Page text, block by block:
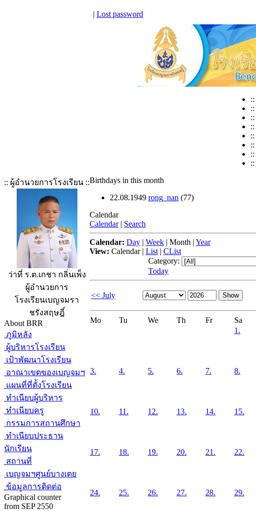
| Lost password
::
::
::
::
::
::
::
::
:: ผู้อำนวยการโรงเรียน ::
ว่าที่ ร.ต.เกชา กลิ่นเพ็ง
ผู้อำนวยการ
โรงเรียนเบญจมรา
ชรังสฤษฎิ์
About BRR
ภูมิหลัง
ผู้บริหารโรงเรียน
เป้าพัฒนาโรงเรียน
อาณาเขตของเบญจมฯ
แผนที่ที่ตั้งโรงเรียน
ทำเนียบผู้บริหาร
ทำเนียบครู
กรรมการสถานศึกษา
ทำเนียบประธาน
นักเรียน
สถานที่
เบญจมฯศูนย์บางเตย
ข้อมูลการติดต่อ
Graphical counter
from SEP 2550
Birthdays in this month
22.08.1949 rong_nan (77)
Calendar
Calendar | Search
Calendar: Day | Week | Month | Year
View: Calendar| List | CList
Category:
Today
<< July
Mo Tu We Th Fr Sa
1.
3. 4. 5. 6. 7. 8.
10. 11. 12. 13. 14. 15.
17. 18. 19. 20. 21. 22.
24. 25. 26. 27. 28. 29.